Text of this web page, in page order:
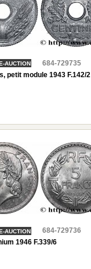
AUCTION
684-729735
petit module 1943 F.142/2
AUCTION
684-729736
1946 F.339/6